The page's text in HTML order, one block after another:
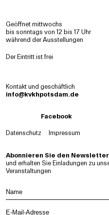
Geöffnet mittwochs
bis sonntags von 12 bis 17 Uhr
während der Ausstellungen
Der Eintritt ist frei
Kontakt und geschäftlich
info@kvkhpotsdam.de
Facebook
Datenschutz Impressum
Abonnieren Sie den Newsletter
und erhalten Sie Einladungen zu
Veranstaltungen
a
e